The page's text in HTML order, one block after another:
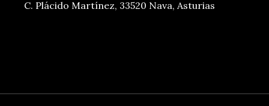
C. Plácido Martínez, 33520 Nava, Asturias